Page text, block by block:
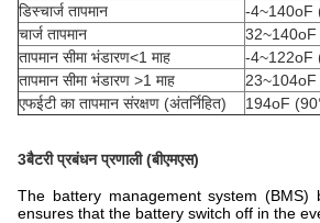
डिस्चार्ज तापमान
-4~140oF
चार्ज तापमान
32~140oF
तापमान सीमा भंडारण<1 माह
-4~122oF
तापमान सीमा भंडारण >1 माह
23~104oF
एफईटी का तापमान संरक्षण (अंतर्निहित)
194oF
3बैटरी प्रबंधन प्रणाली (बीएमएस)
The battery management system (BMS)
ensures that the battery switch off in the